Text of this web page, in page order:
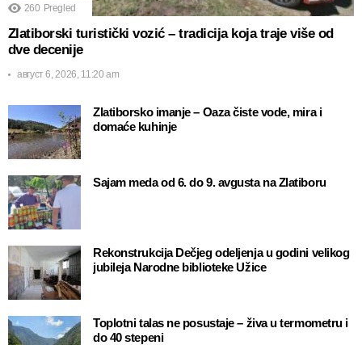
260 Pregled
Zlatiborski turistički vozić – tradicija koja traje više od
dve decenije
август 6, 2026, 11:20 am
Zlatiborsko imanje – Oaza čiste vode, mira i
domaće kuhinje
Sajam meda od 6. do 9. avgusta na Zlatiboru
Rekonstrukcija Dečjeg odeljenja u godini velikog
jubileja Narodne biblioteke Užice
Toplotni talas ne posustaje – živa u termometru i
do 40 stepeni